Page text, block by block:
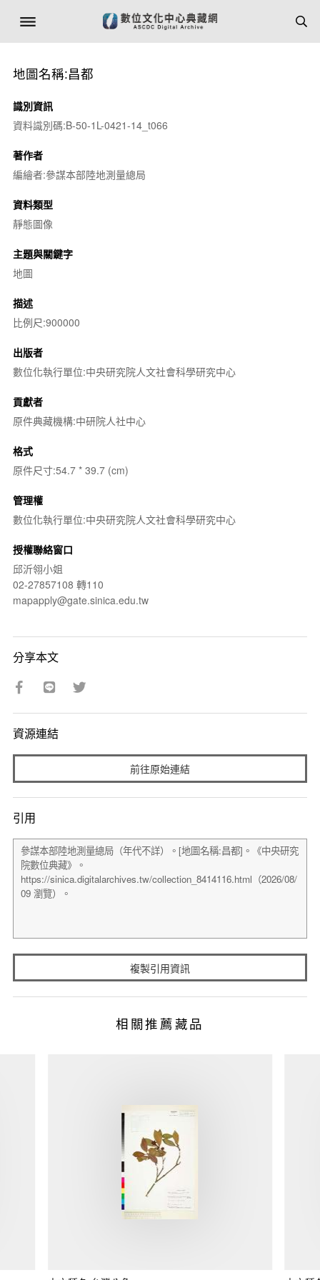
地圖名稱:昌都
識別資訊
資料識別碼:B-50-1L-0421-14_t066
著作者
編繪者:參謀本部陸地測量總局
資料類型
靜態圖像
主題與關鍵字
地圖
描述
比例尺:900000
出版者
數位化執行單位:中央研究院人文社會科學研究中心
貢獻者
原件典藏機構:中研院人社中心
格式
原件尺寸:54.7 * 39.7 (cm)
管理權
數位化執行單位:中央研究院人文社會科學研究中心
授權聯絡窗口
邱沂翎小姐
02-27857108 轉110
mapapply@gate.sinica.edu.tw
分享本文
資源連結
前往原始連結
引用
複製引用資訊
相關推薦藏品